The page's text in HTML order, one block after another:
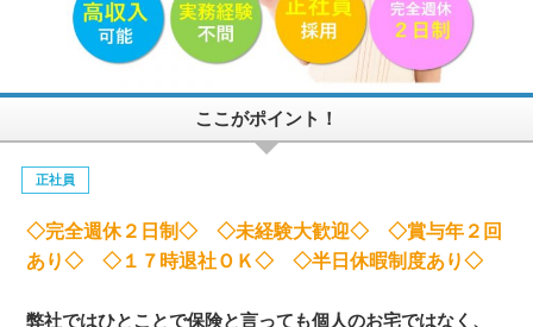
ここがポイント！
正社員
◇完全週休２日制◇ ◇未経験大歓迎◇ ◇賞与年２回
あり◇ ◇１７時退社ＯＫ◇ ◇半日休暇制度あり◇
弊社ではひとことで保険と言っても個人のお宅ではなく、